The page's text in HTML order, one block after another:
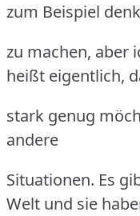
zum Beispiel
zu machen, aber
heißt eigentlich,
stark genug
andere
Situationen. Es
Welt und sie